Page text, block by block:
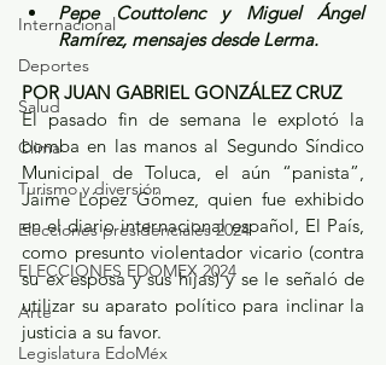
Internacional
Deportes
Salud
Clima
Turismo y diversión
Elecciones presidenciales 2024
ELECCIONES EDOMEX 2024
Arte
Legislatura EdoMéx
Pepe Couttolenc y Miguel Ángel
Ramírez, mensajes desde Lerma.
POR JUAN GABRIEL GONZÁLEZ CRUZ
El pasado fin de semana le explotó la
bomba en las manos al Segundo Síndico
Municipal de Toluca, el aún “panista”,
Jaime López Gómez, quien fue exhibido
en el diario internacional español, El País,
como presunto violentador vicario (contra
su ex esposa y sus hijas) y se le señaló de
utilizar su aparato político para inclinar la
justicia a su favor.